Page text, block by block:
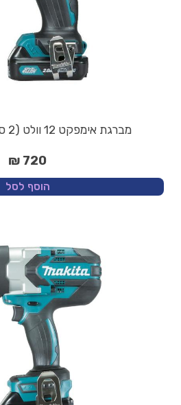
מברגת אימפקט 12 וולט (2 סוללות 1.5 אמפר)
720 ₪
הוסף לסל